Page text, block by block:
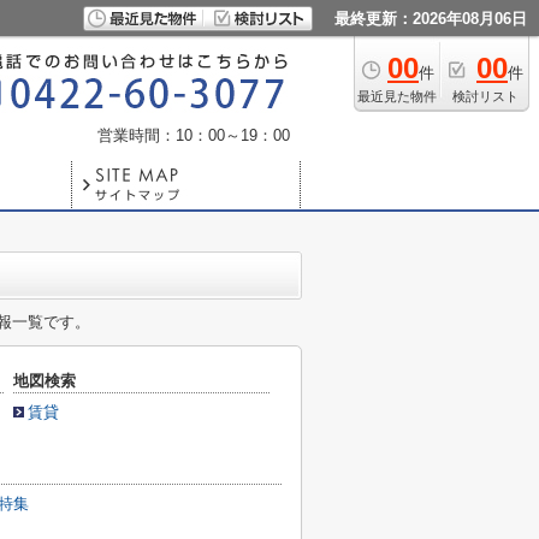
最終更新：2026年08月06日
00件
最近見た物件
00件
検討リスト
営業時間：10：00～19：00
覧です。
地図検索
賃貸
集